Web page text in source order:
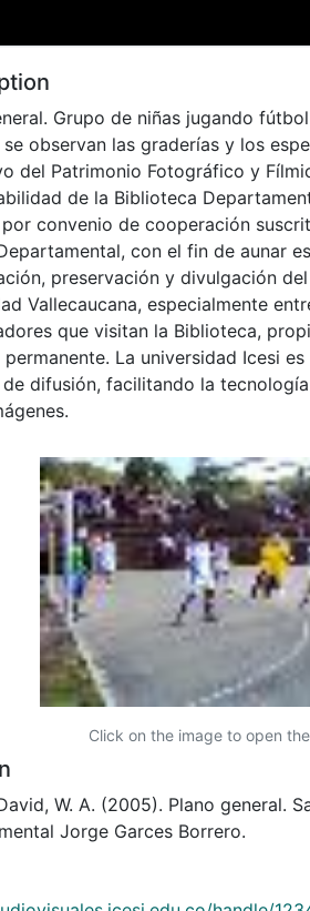
Grupo de niñas jugando
observan las graderías y los
del Patrimonio Fotográfico y
de la Biblioteca
convenio de cooperación
con el fin de aunar
preservación y divulgación
Vallecaucana, especialmente
que visitan la Biblioteca,
La universidad Icesi
difusión, facilitando la
Click on the image to open
W. A. (2005). Plano general.
Jorge Garces Borrero.